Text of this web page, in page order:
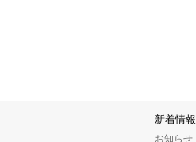
新着情報
お知らせ